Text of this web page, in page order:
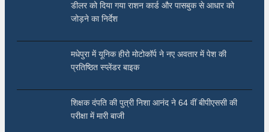
डीलर को दिया गया राशन कार्ड और पासबुक से आधार को
जोड़ने का निर्देश
मधेपुरा में यूनिक हीरो मोटोकॉर्प ने नए अवतार में पेश की
प्रतिष्ठित स्प्लेंडर बाइक
शिक्षक दंपति की पुत्री निशा आनंद ने 64 वीं बीपीएससी की
परीक्षा में मारी बाजी